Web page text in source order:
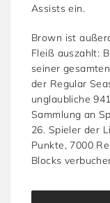
Assists ein.
Brown ist
Fleiß auszahlt:
seiner
der Regular
unglaubliche
Sammlung an
26. Spieler der
Punkte, 7000
Blocks